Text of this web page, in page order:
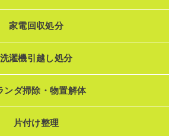
家電回収処分
洗濯機引越し処分
ンダ掃除・物置解体
片付け整理